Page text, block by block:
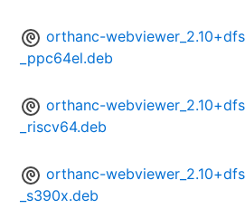
orthanc-
_ppc64el.deb
orthanc-
_riscv64.deb
orthanc-
_s390x.deb